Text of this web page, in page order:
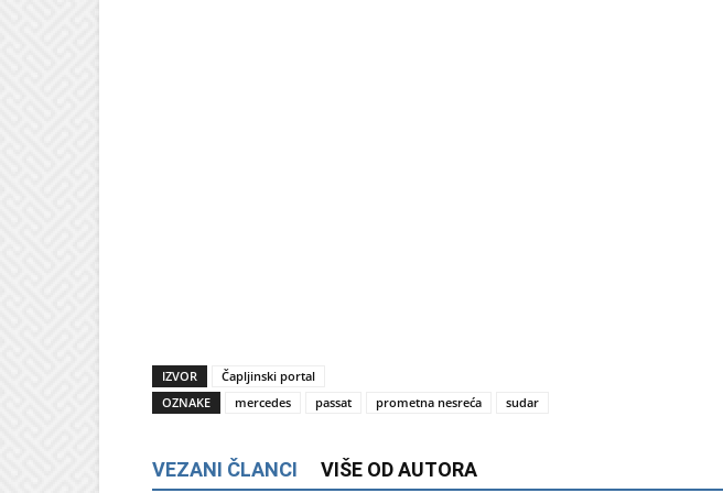
IZVOR
Čapljinski portal
OZNAKE
mercedes passat prometna nesreća sudar
VEZANI ČLANCI VIŠE OD AUTORA